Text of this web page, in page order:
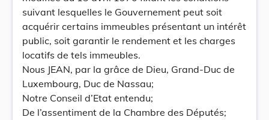
suivant lesquelles le Gouvernement peut soit
acquérir certains immeubles présentant un intérêt
public, soit garantir le rendement et les charges
locatifs de tels immeubles.
Nous JEAN, par la grâce de Dieu, Grand-Duc de
Luxembourg, Duc de Nassau;
Notre Conseil d’Etat entendu;
De l’assentiment de la Chambre des Députés;